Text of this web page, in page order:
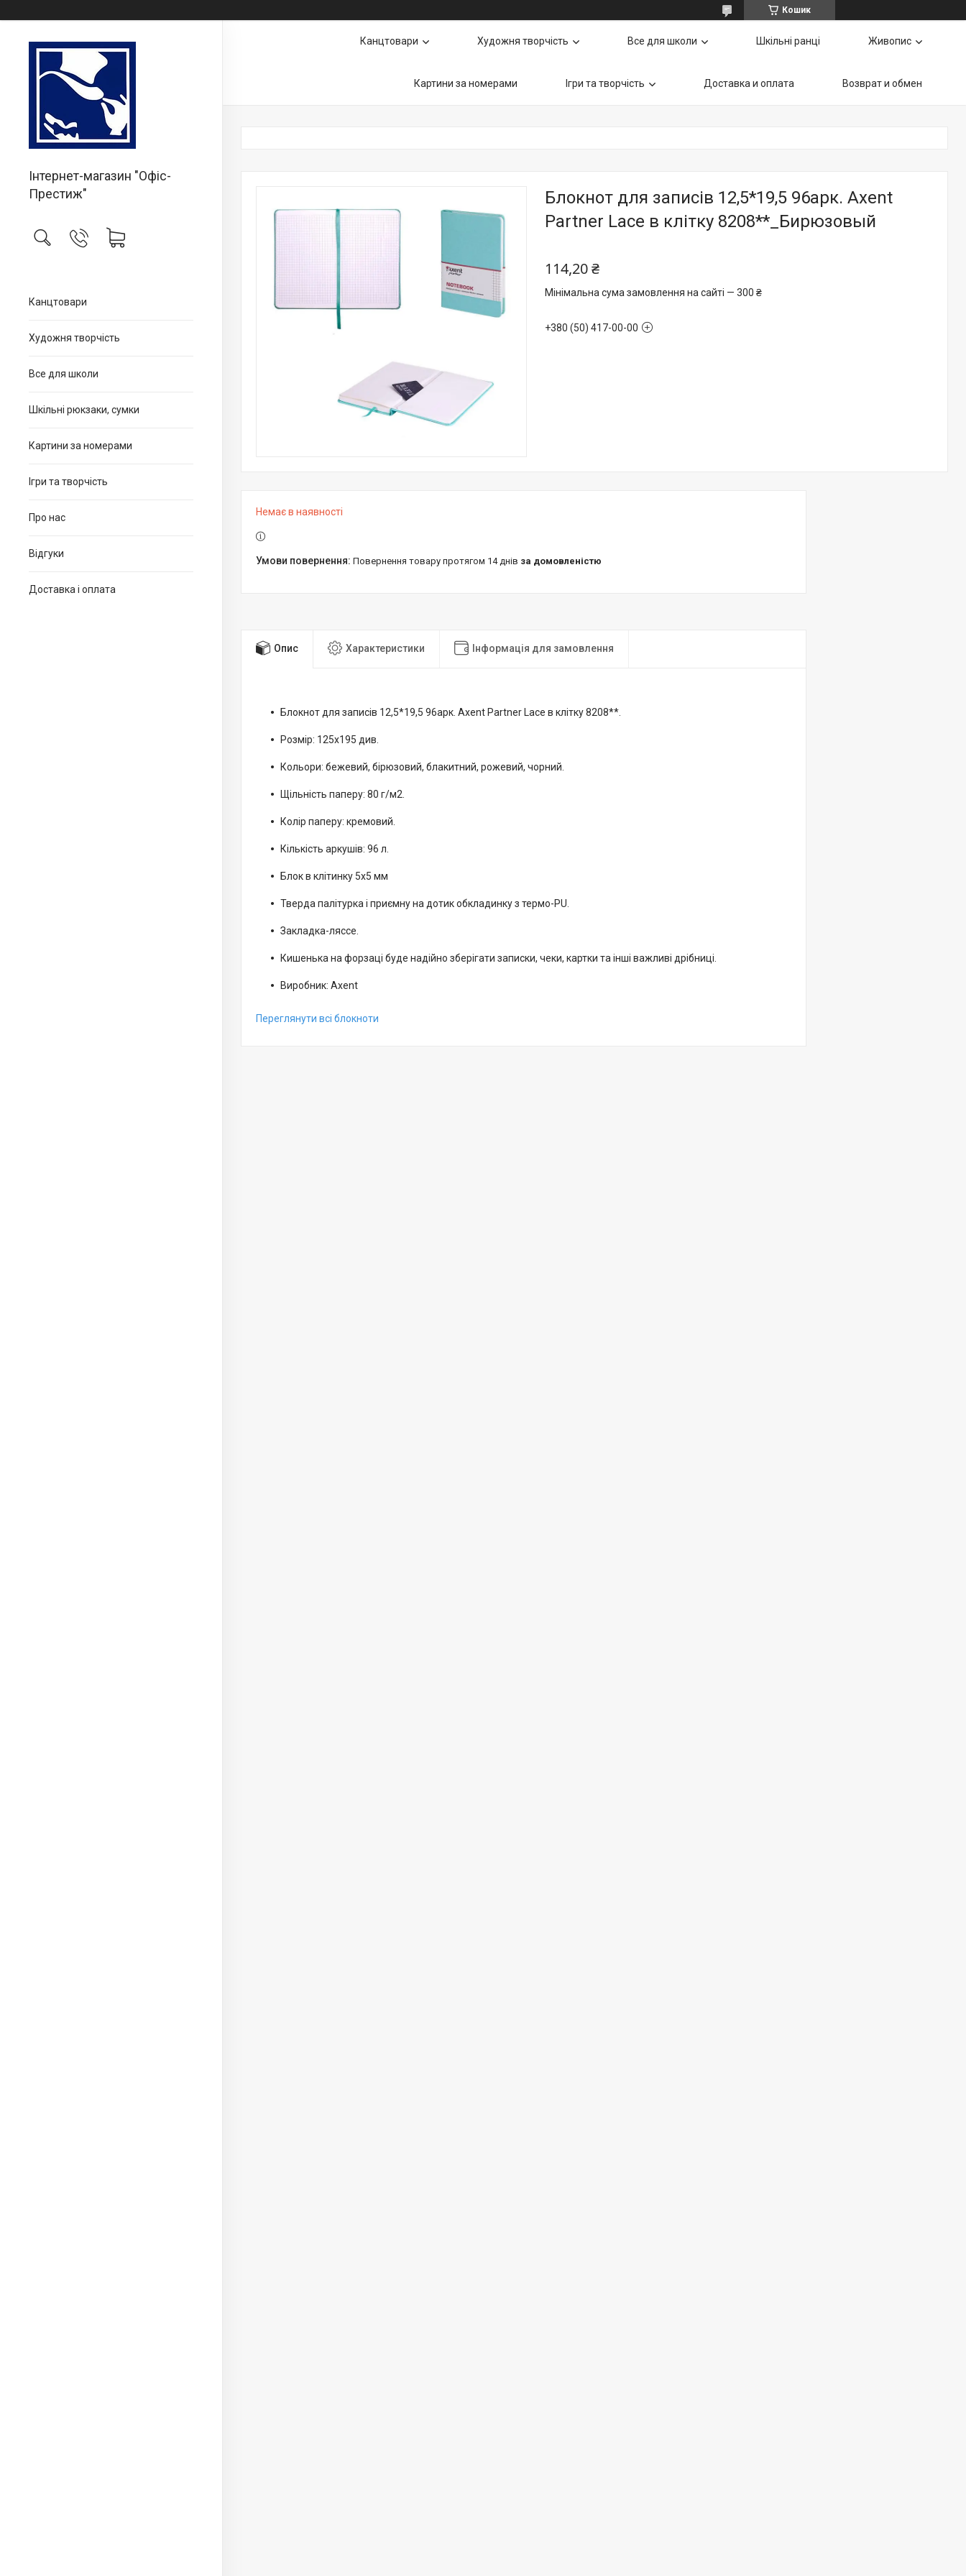
Кошик
Інтернет-магазин "Офіс-
Престиж"
Канцтовари
Художня творчість
Все для школи
Шкільні рюкзаки, сумки
Картини за номерами
Ігри та творчість
Про нас
Відгуки
Доставка і оплата
Канцтовари Художня творчість Все для школи Шкільні ранці Живопис
Картини за номерами Ігри та творчість Доставка и оплата Возврат и обмен
Блокнот для записів 12,5*19,5 96арк. Axent
Partner Lace в клітку 8208**_Бирюзовый
114,20 ₴
Мінімальна сума замовлення на сайті — 300 ₴
+380 (50) 417-00-00
Немає в наявності
повернення товару протягом 14 днів за домовленістю
Опис Характеристики Інформація для замовлення
Блокнот для записів 12,5*19,5 96арк. Axent Partner Lace в клітку 8208**.
Розмір: 125x195 див.
Кольори: бежевий, бірюзовий, блакитний, рожевий, чорний.
Щільність паперу: 80 г/м2.
Колір паперу: кремовий.
Кількість аркушів: 96 л.
Блок в клітинку 5х5 мм
Тверда палітурка і приємну на дотик обкладинку з термо-PU.
Закладка-ляссе.
Кишенька на форзаці буде надійно зберігати записки, чеки, картки та інші важливі дрібниці.
Виробник: Axent
Переглянути всі блокноти